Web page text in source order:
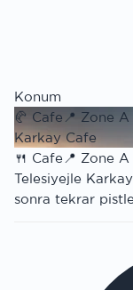
Konum
🥐 Cafe 📍 Zone A
Karkay Cafe
🍴 Cafe📍 Zone A
Telesiyejle
sonra tekrar